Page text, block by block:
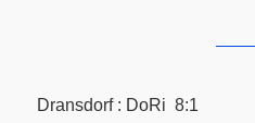
Dransdorf : DoRi 8:1